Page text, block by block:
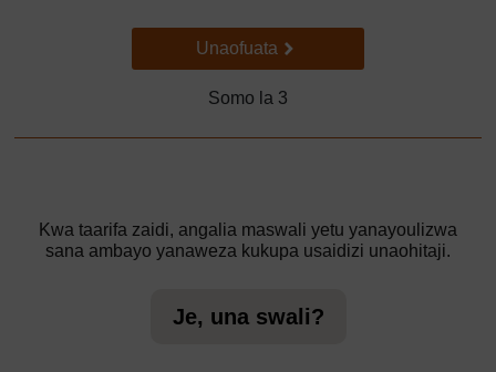
Go to next page
Unaofuata
Somo la 3
Kwa taarifa zaidi, angalia maswali yetu yanayoulizwa
sana ambayo yanaweza kukupa usaidizi unaohitaji.
Je, una swali?